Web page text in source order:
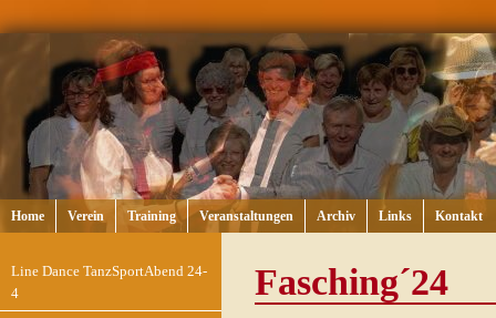
Home Verein Training Veranstaltungen Archiv Links Kontakt
Line Dance TanzSportAbend 24-
4
Fasching´24